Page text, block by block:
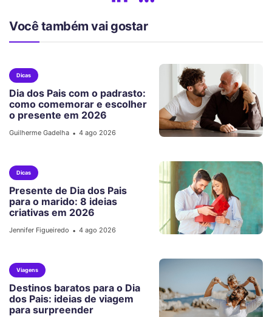
Você também vai gostar
Dicas
Dia dos Pais com o padrasto:
como comemorar e escolher
o presente em 2026
Guilherme Gadelha • 4 ago 2026
Dicas
Presente de Dia dos Pais
para o marido: 8 ideias
criativas em 2026
Jennifer Figueiredo • 4 ago 2026
Viagens
Destinos baratos para o Dia
dos Pais: ideias de viagem
para surpreender